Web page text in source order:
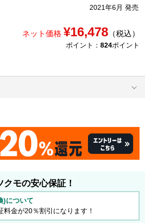
2021年6月 発売
ネット価格 ¥16,478（税込）
ポイント： 824ポイント
クモの安心保証！
)について
料金が20％割引になります！